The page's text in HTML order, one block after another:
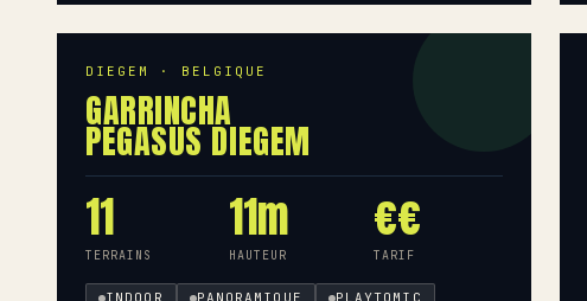
DIEGEM · BELGIQUE
GARRINCHA
PEGASUS DIEGEM
11
TERRAINS
11m
HAUTEUR
€€
TARIF
INDOOR PANORAMIQUE PLAYTOMIC